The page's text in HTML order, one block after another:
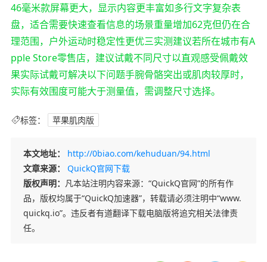
46毫米款屏幕更大，显示内容更丰富如多行文字复杂表
盘，适合需要快速查看信息的场景重量增加62克但仍在合
理范围，户外运动时稳定性更优三实测建议若所在城市有A
pple Store零售店，建议试戴不同尺寸以直观感受佩戴效
果实际试戴可解决以下问题手腕骨骼突出或肌肉较厚时，
实际有效围度可能大于测量值，需调整尺寸选择。
标签： 苹果肌肉版
本文地址：
http://0biao.com/kehuduan/94.html
文章来源：
QuickQ官网下载
版权声明： 凡本站注明内容来源：“QuickQ官网”的所有作
品，版权均属于“QuickQ加速器”，转载请必须注明中“www.
quickq.io”。违反者有道翻译下载电脑版将追究相关法律责
任。